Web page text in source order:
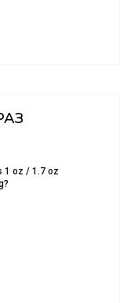
1 oz / 1.7 oz